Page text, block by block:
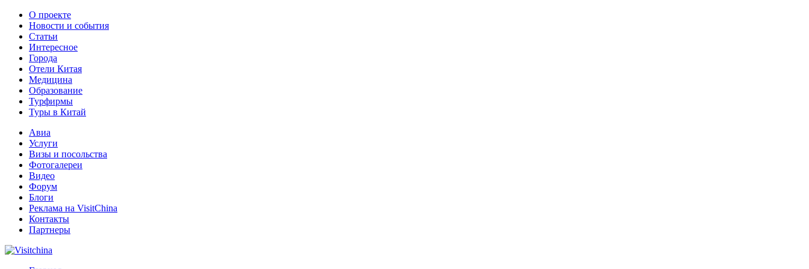
О проекте
Новости и события
Статьи
Интересное
Города
Отели Китая
Медицина
Образование
Турфирмы
Туры в Китай
Авиа
Услуги
Визы и посольства
Фотогалереи
Видео
Форум
Блоги
Реклама на VisitChina
Контакты
Партнеры